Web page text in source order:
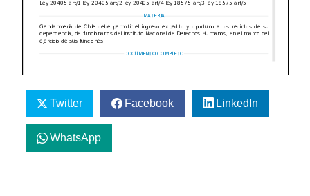
Twitter Facebook LinkedIn
WhatsApp